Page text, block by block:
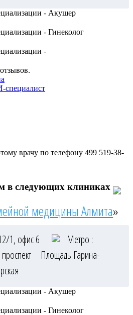
- Акушер
- Гинеколог
-
специалист
врачу по телефону 499 519-38-
в следующих клиниках
медицины Алмита»
1, офис 6
Метро :
Площадь Гарина-
- Акушер
- Гинеколог